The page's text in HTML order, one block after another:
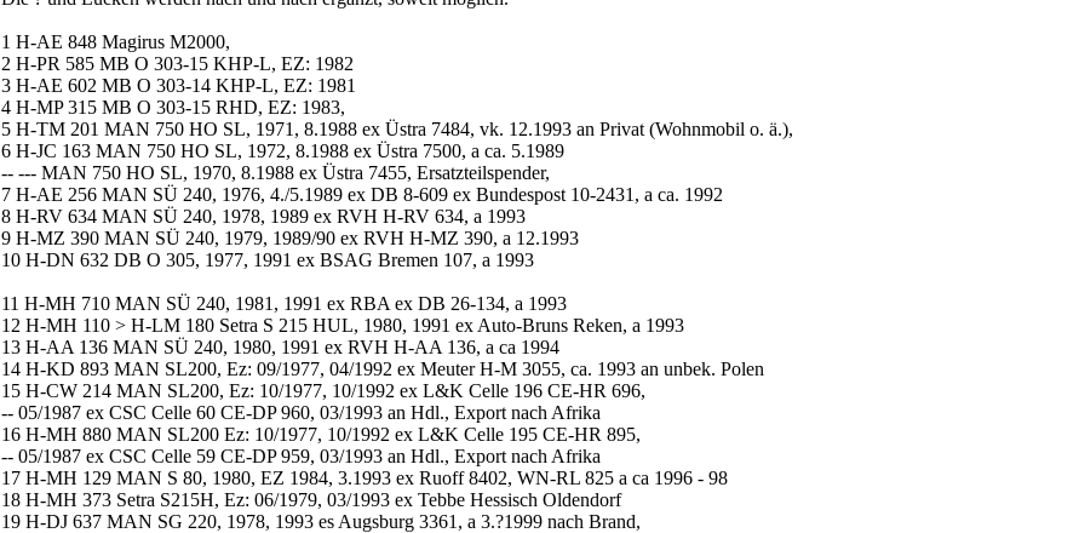
1 H-AE 848 Magirus M2000,
2 H-PR 585 MB O 303-15 KHP-L, EZ: 1982
3 H-AE 602 MB O 303-14 KHP-L, EZ: 1981
4 H-MP 315 MB O 303-15 RHD, EZ: 1983,
5 H-TM 201 MAN 750 HO SL, 1971, 8.1988 ex Üstra 7484, vk. 12.1993 an Privat (Wohnmobil o. ä.),
6 H-JC 163 MAN 750 HO SL, 1972, 8.1988 ex Üstra 7500, a ca. 5.1989
-- --- MAN 750 HO SL, 1970, 8.1988 ex Üstra 7455, Ersatzteilspender,
7 H-AE 256 MAN SÜ 240, 1976, 4./5.1989 ex DB 8-609 ex Bundespost 10-2431, a ca. 1992
8 H-RV 634 MAN SÜ 240, 1978, 1989 ex RVH H-RV 634, a 1993
9 H-MZ 390 MAN SÜ 240, 1979, 1989/90 ex RVH H-MZ 390, a 12.1993
10 H-DN 632 DB O 305, 1977, 1991 ex BSAG Bremen 107, a 1993
11 H-MH 710 MAN SÜ 240, 1981, 1991 ex RBA ex DB 26-134, a 1993
12 H-MH 110 > H-LM 180 Setra S 215 HUL, 1980, 1991 ex Auto-Bruns Reken, a 1993
13 H-AA 136 MAN SÜ 240, 1980, 1991 ex RVH H-AA 136, a ca 1994
14 H-KD 893 MAN SL200, Ez: 09/1977, 04/1992 ex Meuter H-M 3055, ca. 1993 an unbek. Polen
15 H-CW 214 MAN SL200, Ez: 10/1977, 10/1992 ex L&K Celle 196 CE-HR 696,
-- 05/1987 ex CSC Celle 60 CE-DP 960, 03/1993 an Hdl., Export nach Afrika
16 H-MH 880 MAN SL200 Ez: 10/1977, 10/1992 ex L&K Celle 195 CE-HR 895,
-- 05/1987 ex CSC Celle 59 CE-DP 959, 03/1993 an Hdl., Export nach Afrika
17 H-MH 129 MAN S 80, 1980, EZ 1984, 3.1993 ex Ruoff 8402, WN-RL 825 a ca 1996 - 98
18 H-MH 373 Setra S215H, Ez: 06/1979, 03/1993 ex Tebbe Hessisch Oldendorf
19 H-DJ 637 MAN SG 220, 1978, 1993 es Augsburg 3361, a 3.?1999 nach Brand,